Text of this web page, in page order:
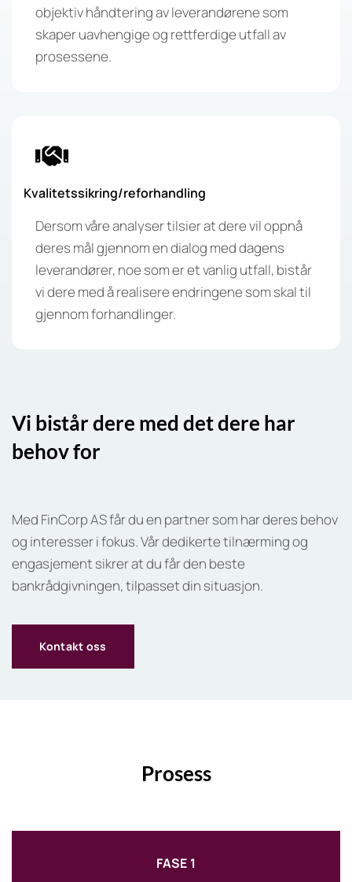
objektiv håndtering av leverandørene som
skaper uavhengige og rettferdige utfall av
prosessene.
Kvalitetssikring/reforhandling
Dersom våre analyser tilsier at dere vil oppnå
deres mål gjennom en dialog med dagens
leverandører, noe som er et vanlig utfall, bistår
vi dere med å realisere endringene som skal til
gjennom forhandlinger.
Vi bistår dere med det dere har
behov for
Med FinCorp AS får du en partner som har deres behov
og interesser i fokus. Vår dedikerte tilnærming og
engasjement sikrer at du får den beste
bankrådgivningen, tilpasset din situasjon.
Kontakt oss
Prosess
FASE 1